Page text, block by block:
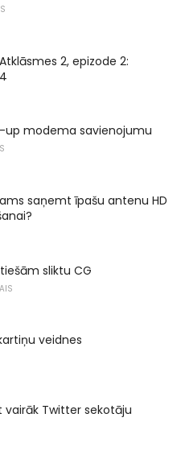
2, epizode 2:
up modema savienojumu
saņemt īpašu antenu HD
sliktu CG
veidnes
vairāk Twitter sekotāju